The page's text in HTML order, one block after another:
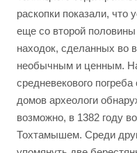
раскопки показали,
еще со второй
находок, сделанных во
необычным и ценным.
средневекового
домов археологи
возможно, в 1382 году
Тохтамышем. Среди